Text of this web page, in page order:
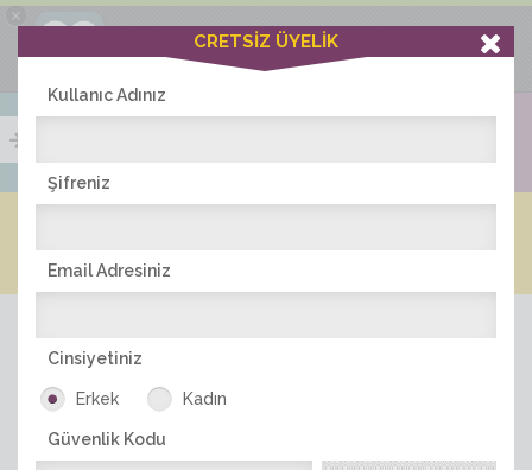
×
Ciddiask Uygulaması
+1 Hafta Gold Üyelik Kazan
Bedava - com.ciddi.ask
İNDİR
CRETSİZ ÜYELİK
Kullanıc Adınız
Şifreniz
Email Adresiniz
Cinsiyetiniz
Erkek Kadın
Güvenlik Kodu